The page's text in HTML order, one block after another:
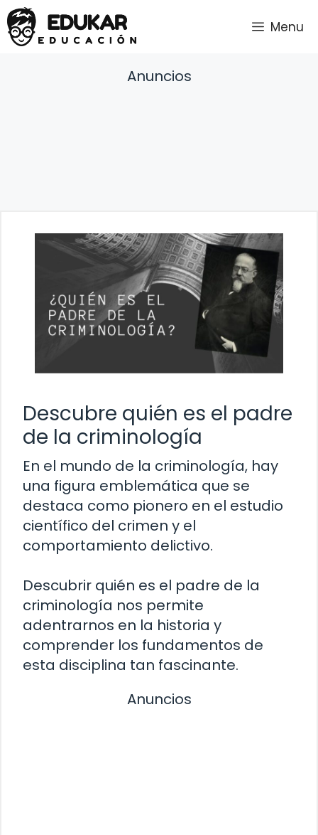
Saltar
al
contenido
Menu
Anuncios
Descubre quién es el padre
de la criminología
En el mundo de la criminología, hay
una figura emblemática que se
destaca como pionero en el estudio
científico del crimen y el
comportamiento delictivo.
Descubrir quién es el padre de la
criminología nos permite
adentrarnos en la historia y
comprender los fundamentos de
esta disciplina tan fascinante.
Anuncios